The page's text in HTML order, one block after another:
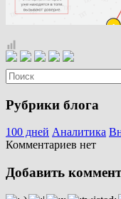
Рубрики блога
100 дней Аналитика
Комментариев нет
Добавить